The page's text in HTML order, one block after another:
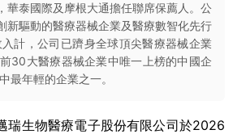
華泰國際及摩根大通擔任聯席保薦人。公
新驅動的醫療器械企業及醫療數智化先行
計，公司已躋身全球頂尖醫療器械企業
30大醫療器械企業中唯一上榜的中國企
最年輕的企業之一。
瑞生物醫療電子股份有限公司於2026